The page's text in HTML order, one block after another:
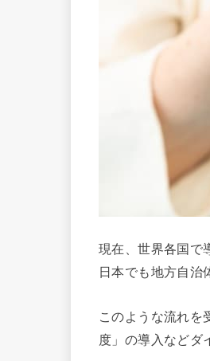
現在、世界各国で
日本でも地方自治
このような流れを
度」の導入などダ